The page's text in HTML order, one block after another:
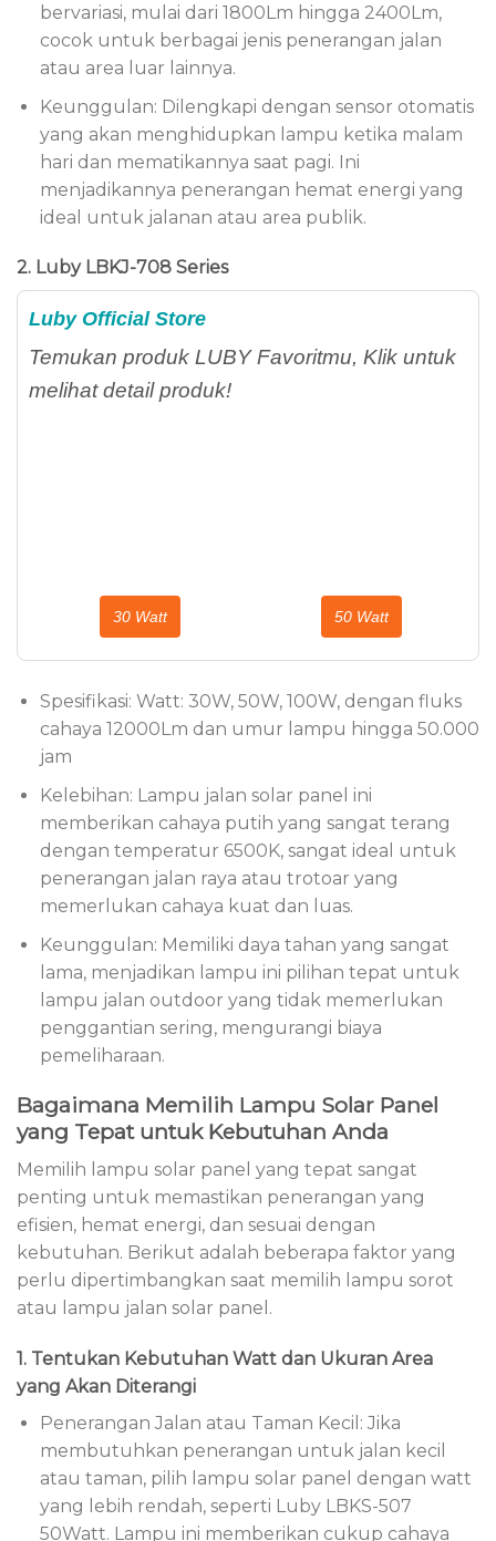
bervariasi, mulai dari 1800Lm hingga 2400Lm,
cocok untuk berbagai jenis penerangan jalan
atau area luar lainnya.
Keunggulan: Dilengkapi dengan sensor otomatis
yang akan menghidupkan lampu ketika malam
hari dan mematikannya saat pagi. Ini
menjadikannya penerangan hemat energi yang
ideal untuk jalanan atau area publik.
2. Luby LBKJ-708 Series
Luby Official Store
Temukan produk LUBY Favoritmu, Klik untuk
melihat detail produk!
30 Watt 50 Watt
Spesifikasi: Watt: 30W, 50W, 100W, dengan fluks
cahaya 12000Lm dan umur lampu hingga 50.000
jam
Kelebihan: Lampu jalan solar panel ini
memberikan cahaya putih yang sangat terang
dengan temperatur 6500K, sangat ideal untuk
penerangan jalan raya atau trotoar yang
memerlukan cahaya kuat dan luas.
Keunggulan: Memiliki daya tahan yang sangat
lama, menjadikan lampu ini pilihan tepat untuk
lampu jalan outdoor yang tidak memerlukan
penggantian sering, mengurangi biaya
pemeliharaan.
Bagaimana Memilih Lampu Solar Panel
yang Tepat untuk Kebutuhan Anda
Memilih lampu solar panel yang tepat sangat
penting untuk memastikan penerangan yang
efisien, hemat energi, dan sesuai dengan
kebutuhan. Berikut adalah beberapa faktor yang
perlu dipertimbangkan saat memilih lampu sorot
atau lampu jalan solar panel.
1. Tentukan Kebutuhan Watt dan Ukuran Area
yang Akan Diterangi
Penerangan Jalan atau Taman Kecil: Jika
membutuhkan penerangan untuk jalan kecil
atau taman, pilih lampu solar panel dengan watt
yang lebih rendah, seperti Luby LBKS-507
50Watt. Lampu ini memberikan cukup cahaya